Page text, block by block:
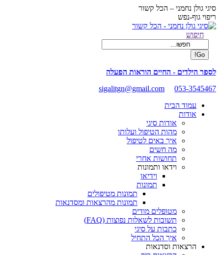
Skip
to
content
סיגי גולן נחמני – הכל קשור
ריפוי גוף-נפש
Facebook
opens
new
window
Search:
חיפוש
לספר הילדים - החיים הוראות הפעלה
sigalitgn@gmail.com
053-3545467
עמוד הבית
אודות
אודות סיגי
מהות הטיפול ועלותו
איך באים לטיפול
מה חשים
תחושות אחרי
וידאו ותמונות
וידיאו
תמונות
תמונות מטיפולים
תמונות מהרצאות ומסדנאות
מטופלים מודים
תשובות לשאלות נפוצות (FAQ)
כתבות על סיגי
איך הכל התחיל
הרצאות וסדנאות